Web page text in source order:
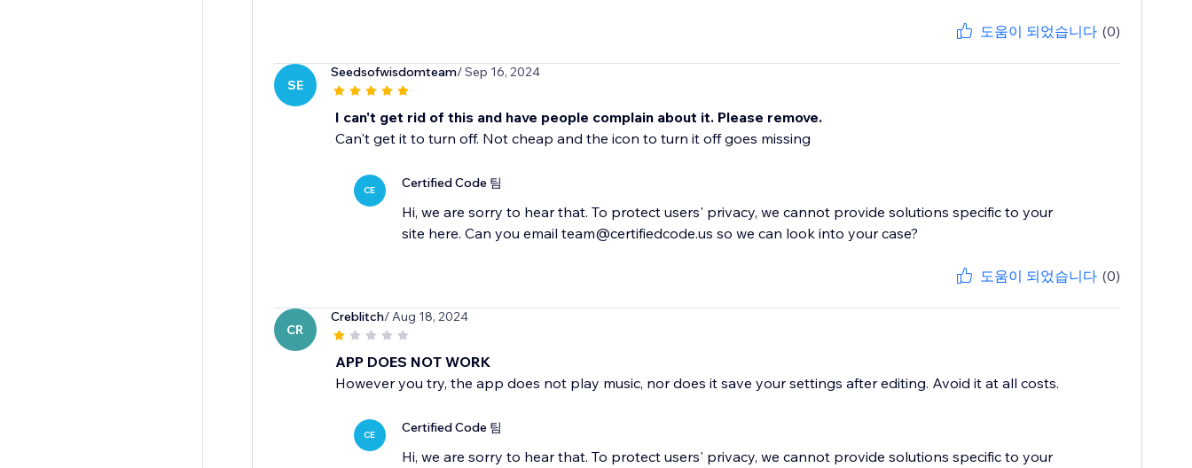
도움이 되었습니다 (0)
SE
Seedsofwisdomteam/ Sep 16, 2024
I can't get rid of this and have people complain about it. Please remove.
Can't get it to turn off. Not cheap and the icon to turn it off goes missing
CE Certified Code 팀
Hi, we are sorry to hear that. To protect users' privacy, we cannot provide solutions specific to your
site here. Can you email team@certifiedcode.us so we can look into your case?
도움이 되었습니다 (0)
CR
Creblitch/ Aug 18, 2024
APP DOES NOT WORK
However you try, the app does not play music, nor does it save your settings after editing. Avoid it at all costs.
CE Certified Code 팀
Hi, we are sorry to hear that. To protect users' privacy, we cannot provide solutions specific to your